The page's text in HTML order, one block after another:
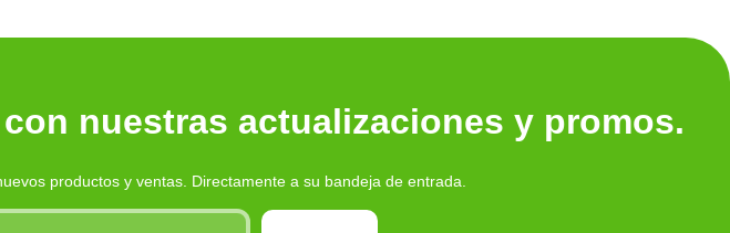
nuestras actualizaciones y promos.
productos y ventas. Directamente a su bandeja de entrada.